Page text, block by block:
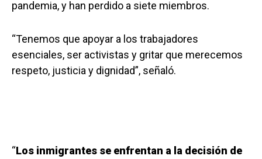
pandemia, y han perdido a siete miembros.
“Tenemos que apoyar a los trabajadores
esenciales, ser activistas y gritar que merecemos
respeto, justicia y dignidad”, señaló.
“Los inmigrantes se enfrentan a la decisión de